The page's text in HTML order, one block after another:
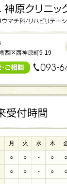
西区西神原町9-19
月 火 水 木
○ ○ - ○ ○
○ ○ - ○ ○